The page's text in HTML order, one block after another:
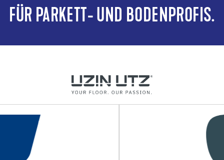
FÜR PARKETT- UND BODENPROFIS.